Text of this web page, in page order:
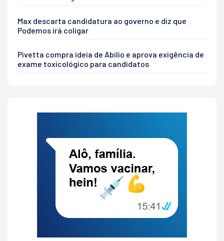
Max descarta candidatura ao governo e diz que
Podemos irá coligar
Pivetta compra ideia de Abilio e aprova exigência de
exame toxicológico para candidatos